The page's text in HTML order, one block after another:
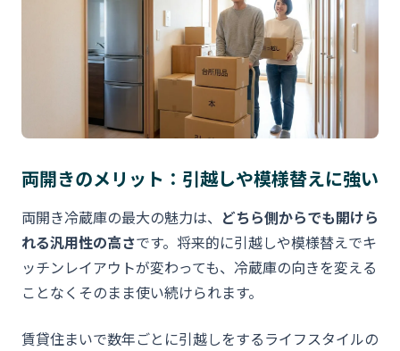
両開きのメリット：引越しや模様替えに強い
両開き冷蔵庫の最大の魅力は、 どちら側からでも開けら
れる汎用性の高さです。将来的に引越しや模様替えでキ
ッチンレイアウトが変わっても、冷蔵庫の向きを変える
ことなくそのまま使い続けられます。
賃貸住まいで数年ごとに引越しをするライフスタイルの